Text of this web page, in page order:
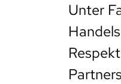
Unter